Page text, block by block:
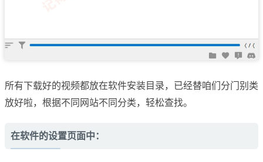
所有下载好的视频都放在软件安装目录，已经替咱们分门别类
放好啦，根据不同网站不同分类，轻松查找。
在软件的设置页面中：